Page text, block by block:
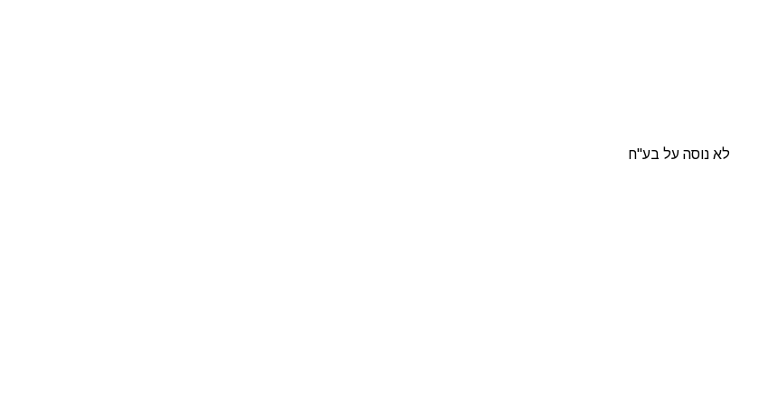
לא נוסה על בע"ח